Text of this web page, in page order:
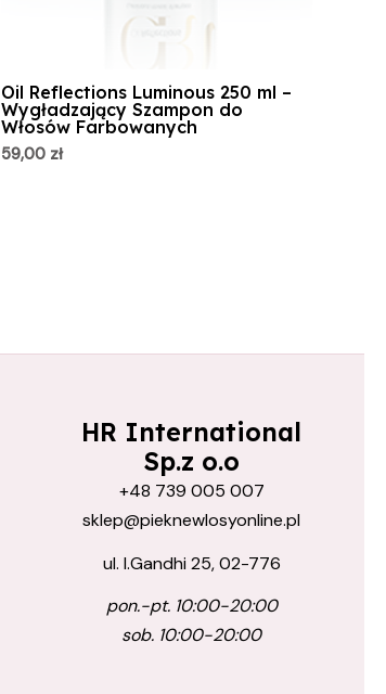
Oil Reflections Luminous 250 ml –
Wygładzający Szampon do
Włosów Farbowanych
59,00 zł
HR International
Sp.z o.o
+48 739 005 007
sklep@pieknewlosyonline.pl
ul. I.Gandhi 25, 02-776
pon.-pt. 10:00-20:00
sob. 10:00-20:00